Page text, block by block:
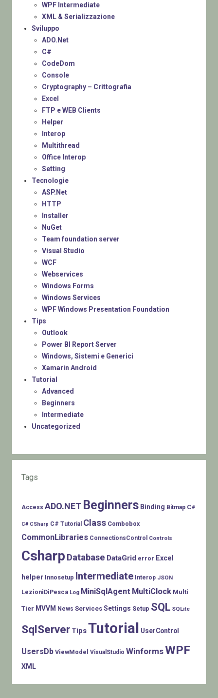
WPF Intermediate
XML & Serializzazione
Sviluppo
ADO.Net
C#
CodeDom
Console
Cryptography – Crittografia
Excel
FTP e WEB Clients
Helper
Interop
Multithread
Office Interop
Setting
Tecnologie
ASP.Net
HTTP
Installer
NuGet
Team foundation server
Visual Studio
WCF
Webservices
Windows Forms
Windows Services
WPF Windows Presentation Foundation
Tips
Outlook
Power BI Report Server
Windows, Sistemi e Generici
Xamarin Android
Tutorial
Advanced
Beginners
Intermediate
Uncategorized
Tags
Access ADO.NET Beginners Binding Bitmap C#
C# CSharp C# Tutorial Class Combobox
CommonLibraries ConnectionsControl Controls
Csharp Database DataGrid error Excel
helper Innosetup Intermediate Interop JSON
LezioniDiPesca Log MiniSqlAgent MultiClock Multi
Tier MVVM News Services Settings Setup SQL SQLite
SqlServer TipsTutorial UserControl
UsersDb ViewModel VisualStudio WinformsWPF
XML